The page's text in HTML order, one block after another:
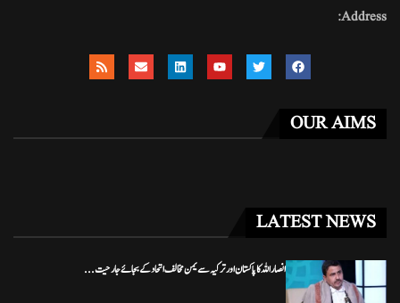
Address:
OUR AIMS
LATEST NEWS
انصار اللہ کا پاکستان اور ترکیہ سے یمن مخالف اتحاد کے بجائے جارحیت...